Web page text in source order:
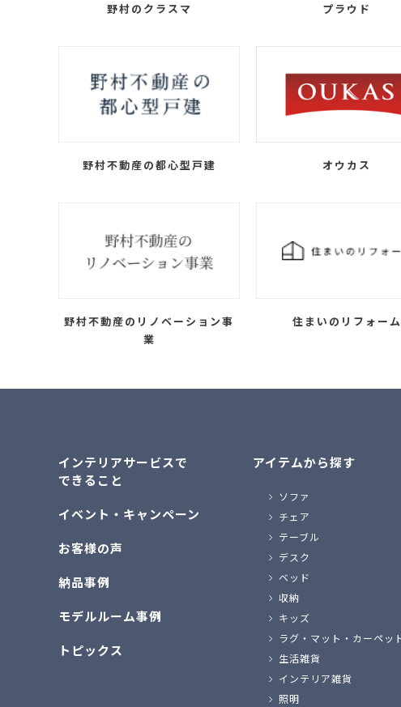
野村のクラスマ プラウド
野村不動産の都心型戸建 オウカス
野村不動産のリノベーション事
業
住まいのリフォーム
インテリアサービスで
できること
イベント・キャンペーン
お客様の声
納品事例
モデルルーム事例
トピックス
アイテムから探す
ソファ
チェア
テーブル
デスク
ベッド
収納
キッズ
ラグ・マット・カーペッ
生活雑貨
インテリア雑貨
照明